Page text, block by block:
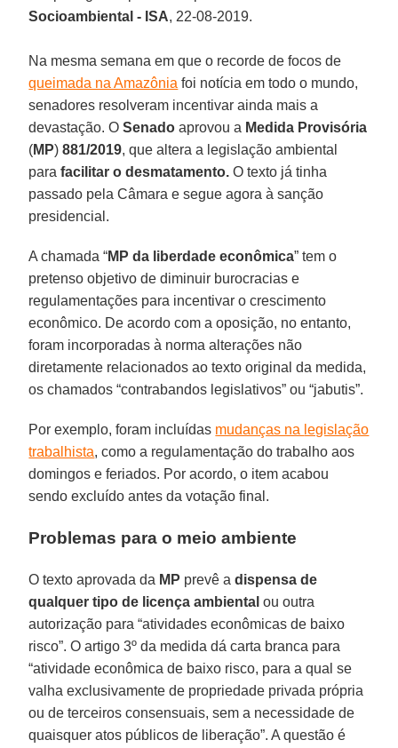
Socioambiental - ISA, 22-08-2019.
Na mesma semana em que o recorde de focos de
queimada na Amazônia foi notícia em todo o mundo,
senadores resolveram incentivar ainda mais a
devastação. OSenado aprovou a Medida Provisória
(MP)881/2019, que altera a legislação ambiental
parafacilitar o desmatamento. O texto já tinha
passado pela Câmara e segue agora à sanção
presidencial.
A chamada “MP da liberdade econômica” tem o
pretenso objetivo de diminuir burocracias e
regulamentações para incentivar o crescimento
econômico. De acordo com a oposição, no entanto,
foram incorporadas à norma alterações não
diretamente relacionados ao texto original da medida,
os chamados “contrabandos legislativos” ou “jabutis”.
Por exemplo, foram incluídas mudanças na legislação
trabalhista, como a regulamentação do trabalho aos
domingos e feriados. Por acordo, o item acabou
sendo excluído antes da votação final.
Problemas para o meio ambiente
O texto aprovada da MP prevê adispensa de
qualquer tipo de licença ambiental ou outra
autorização para “atividades econômicas de baixo
risco”. O artigo 3º da medida dá carta branca para
“atividade econômica de baixo risco, para a qual se
valha exclusivamente de propriedade privada própria
ou de terceiros consensuais, sem a necessidade de
quaisquer atos públicos de liberação”. A questão é